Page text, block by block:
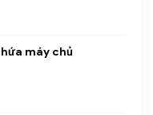
máy chủ